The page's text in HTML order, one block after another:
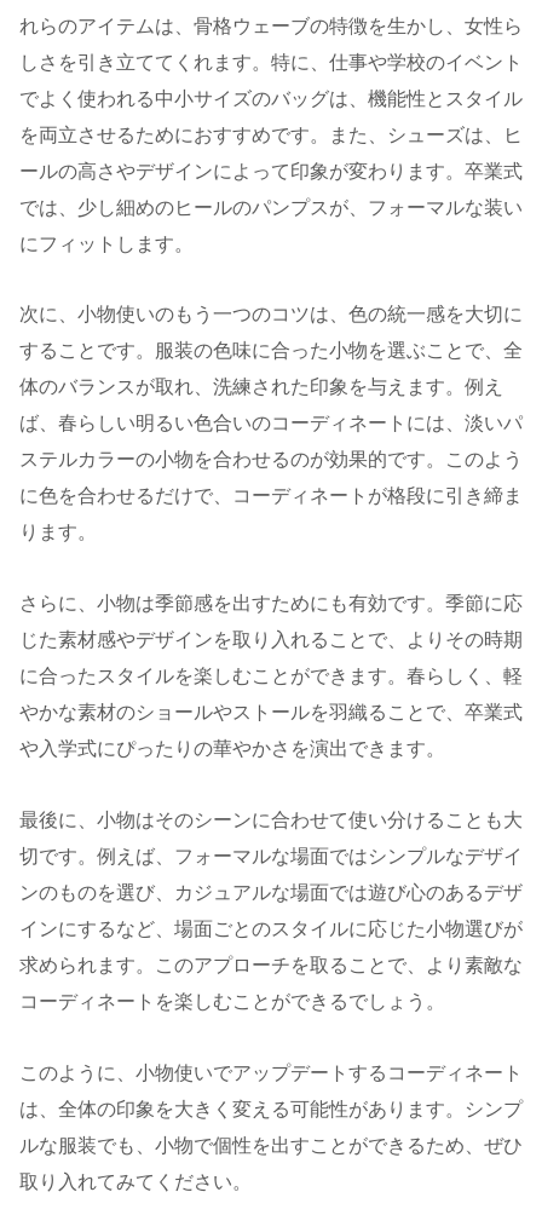
れらのアイテムは、骨格ウェーブの特徴を生かし、女性ら
しさを引き立ててくれます。特に、仕事や学校のイベント
でよく使われる中小サイズのバッグは、機能性とスタイル
を両立させるためにおすすめです。また、シューズは、ヒ
ールの高さやデザインによって印象が変わります。卒業式
では、少し細めのヒールのパンプスが、フォーマルな装い
にフィットします。
次に、小物使いのもう一つのコツは、色の統一感を大切に
することです。服装の色味に合った小物を選ぶことで、全
体のバランスが取れ、洗練された印象を与えます。例え
ば、春らしい明るい色合いのコーディネートには、淡いパ
ステルカラーの小物を合わせるのが効果的です。このよう
に色を合わせるだけで、コーディネートが格段に引き締ま
ります。
さらに、小物は季節感を出すためにも有効です。季節に応
じた素材感やデザインを取り入れることで、よりその時期
に合ったスタイルを楽しむことができます。春らしく、軽
やかな素材のショールやストールを羽織ることで、卒業式
や入学式にぴったりの華やかさを演出できます。
最後に、小物はそのシーンに合わせて使い分けることも大
切です。例えば、フォーマルな場面ではシンプルなデザイ
ンのものを選び、カジュアルな場面では遊び心のあるデザ
インにするなど、場面ごとのスタイルに応じた小物選びが
求められます。このアプローチを取ることで、より素敵な
コーディネートを楽しむことができるでしょう。
このように、小物使いでアップデートするコーディネート
は、全体の印象を大きく変える可能性があります。シンプ
ルな服装でも、小物で個性を出すことができるため、ぜひ
取り入れてみてください。